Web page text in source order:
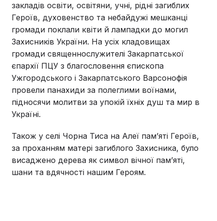
закладів освіти, освітяни, учні, рідні загиблих
Героїв, духовенство та небайдужі мешканці
громади поклали квіти й лампадки до могил
Захисників України. На усіх кладовищах
громади священнослужителі Закарпатської
єпархії ПЦУ з благословення єпископа
Ужгородського і Закарпатського Варсонофія
провели панахиди за полеглими воїнами,
підносячи молитви за упокій їхніх душ та мир в
Україні.
Також у селі Чорна Тиса на Алеї пам’яті Героїв,
за проханням матері загиблого Захисника, було
висаджено дерева як символ вічної пам’яті,
шани та вдячності нашим Героям.